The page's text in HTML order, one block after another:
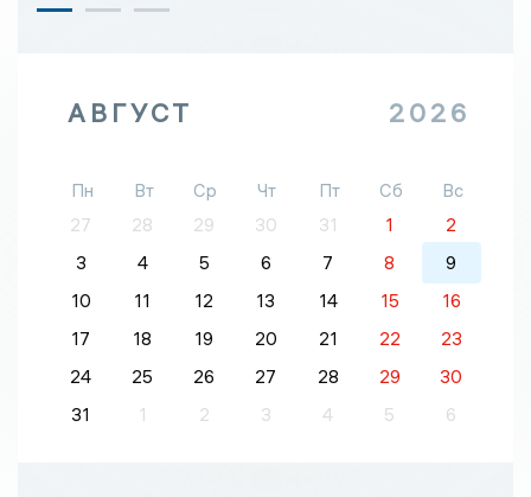
АВГУСТ 2026
Пн Вт Ср Чт Пт Сб
Вс
27
28 29 30 31 1
2
3
4 5 6 7 8
9
10
11 12 13 14 15
16
17
18 19 20 21 22
23
24
25 26 27 28 29
30
31
1 2 3 4 5 6